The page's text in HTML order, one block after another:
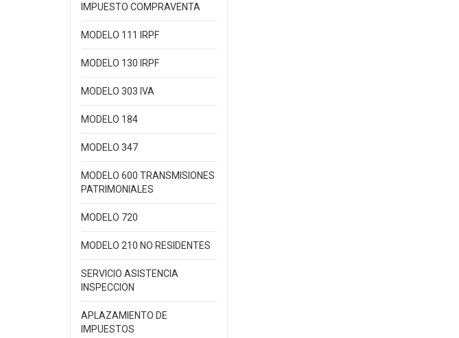
IMPUESTO COMPRAVENTA
MODELO 111 IRPF
MODELO 130 IRPF
MODELO 303 IVA
MODELO 184
MODELO 347
MODELO 600 TRANSMISIONES
PATRIMONIALES
MODELO 720
MODELO 210 NO RESIDENTES
SERVICIO ASISTENCIA
INSPECCION
APLAZAMIENTO DE
IMPUESTOS